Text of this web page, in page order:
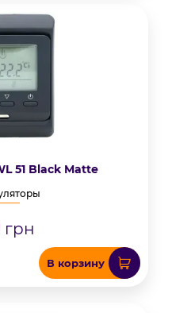
51 Black Matte
грн
В корзину